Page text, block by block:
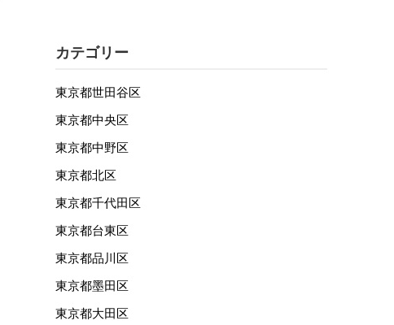
カテゴリー
東京都世田谷区
東京都中央区
東京都中野区
東京都北区
東京都千代田区
東京都台東区
東京都品川区
東京都墨田区
東京都大田区